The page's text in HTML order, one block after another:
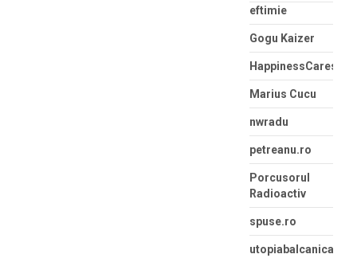
eftimie
Gogu Kaizer
HappinessCaress
Marius Cucu
nwradu
petreanu.ro
Porcusorul
Radioactiv
spuse.ro
utopiabalcanica